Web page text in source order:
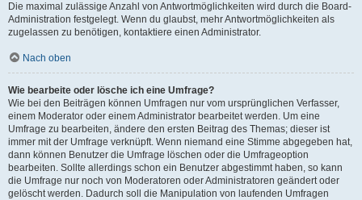
Die maximal zulässige Anzahl von Antwortmöglichkeiten wird durch die Board-
Administration festgelegt. Wenn du glaubst, mehr Antwortmöglichkeiten als
zugelassen zu benötigen, kontaktiere einen Administrator.
Nach oben
Wie bearbeite oder lösche ich eine Umfrage?
Wie bei den Beiträgen können Umfragen nur vom ursprünglichen Verfasser,
einem Moderator oder einem Administrator bearbeitet werden. Um eine
Umfrage zu bearbeiten, ändere den ersten Beitrag des Themas; dieser ist
immer mit der Umfrage verknüpft. Wenn niemand eine Stimme abgegeben hat,
dann können Benutzer die Umfrage löschen oder die Umfrageoption
bearbeiten. Sollte allerdings schon ein Benutzer abgestimmt haben, so kann
die Umfrage nur noch von Moderatoren oder Administratoren geändert oder
gelöscht werden. Dadurch soll die Manipulation von laufenden Umfragen